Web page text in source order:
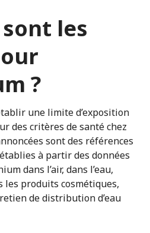
les
?
une limite d’exposition
des critères de santé chez
sont des références
à partir des données
dans l’air, dans l’eau,
les produits cosmétiques,
de distribution d’eau